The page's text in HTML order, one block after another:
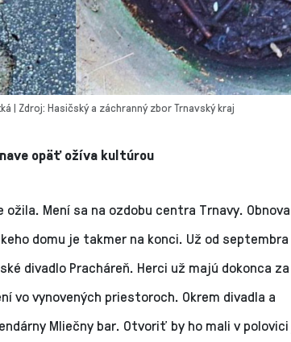
| Zdroj: Hasičský a záchranný zbor Trnavský kraj
opäť ožíva kultúrou
Mení sa na ozdobu centra Trnavy. Obnova
domu je takmer na konci. Už od septembra
divadlo Pracháreň. Herci už majú dokonca za
vo vynovených priestoroch. Okrem divadla a
Mliečny bar. Otvoriť by ho mali v